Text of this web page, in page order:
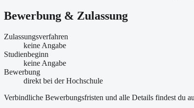
Bewerbung & Zulassung
Zulassungsverfahren
keine Angabe
Studienbeginn
keine Angabe
Bewerbung
direkt bei der Hochschule
Verbindliche Bewerbungsfristen und alle Details findest du